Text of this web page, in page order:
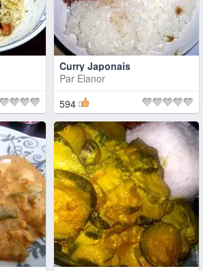
Curry Japonais
Par Elanor
594